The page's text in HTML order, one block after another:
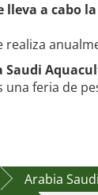
lleva a cabo
realiza
Saudi
una feria de
Arabia